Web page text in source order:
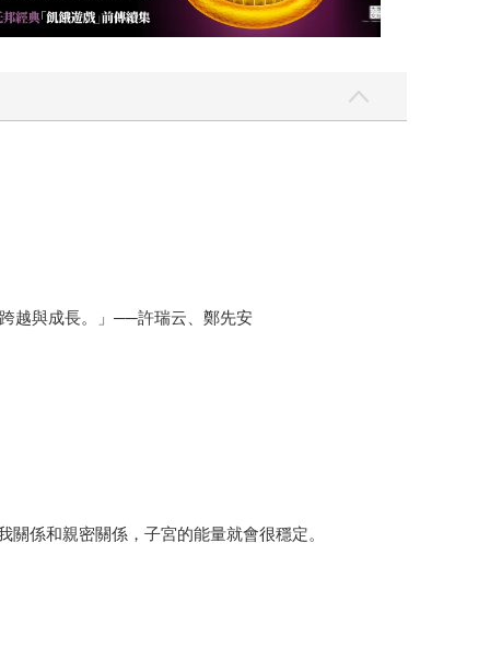
越與成長。」──許瑞云、鄭先安
係和親密關係，子宮的能量就會很穩定。